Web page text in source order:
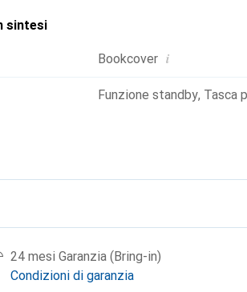
sintesi
Bookcover i
Funzione standby, Tasca
24 mesi Garanzia (Bring-in)
Condizioni di garanzia